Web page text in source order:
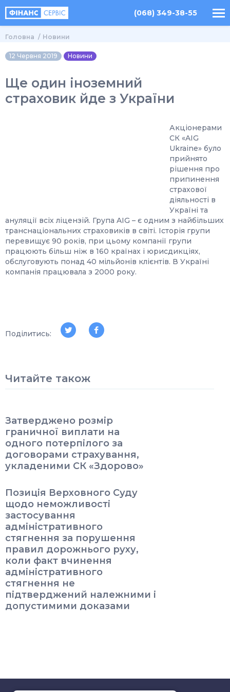
(068) 349-38-55
Головна Новини
12 Червня 2019 Новини
Ще один іноземний
страховик йде з України
Акціонерами
СК «AIG
Ukraine» було
прийнято
рішення про
припинення
страхової
діяльності в
Україні та
ануляції всіх ліцензій. Група AIG – є одним з найбільших
транснаціональних страховиків в світі. Історія групи
перевищує 90 років, при цьому компанії групи
працюють більш ніж в 160 країнах і юрисдикціях,
обслуговують понад 40 мільйонів клієнтів. В Україні
компанія працювала з 2000 року.
Поділитись:
Читайте також
Затверджено розмір
граничної виплати на
одного потерпілого за
договорами страхування,
укладеними СК «Здорово»
Позиція Верховного Суду
щодо неможливості
застосування
адміністративного
стягнення за порушення
правил дорожнього руху,
коли факт вчинення
адміністративного
стягнення не
підтверджений належними і
допустимими доказами